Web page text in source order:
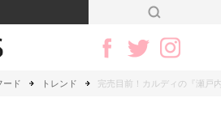
ード トレンド 完売目前！カルディの『瀬戸